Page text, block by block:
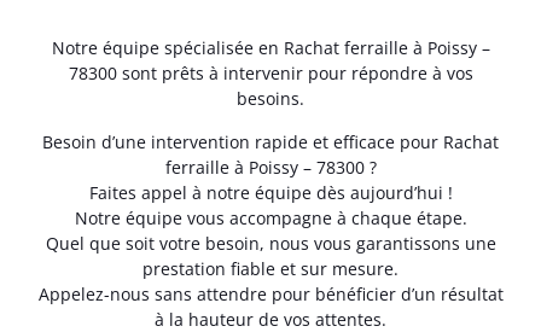
Notre équipe spécialisée en Rachat ferraille à Poissy –
78300 sont prêts à intervenir pour répondre à vos
besoins.
Besoin d’une intervention rapide et efficace pour Rachat
ferraille à Poissy – 78300 ?
Faites appel à notre équipe dès aujourd’hui !
Notre équipe vous accompagne à chaque étape.
Quel que soit votre besoin, nous vous garantissons une
prestation fiable et sur mesure.
Appelez-nous sans attendre pour bénéficier d’un résultat
à la hauteur de vos attentes.